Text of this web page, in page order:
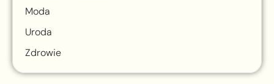
Moda
Uroda
Zdrowie